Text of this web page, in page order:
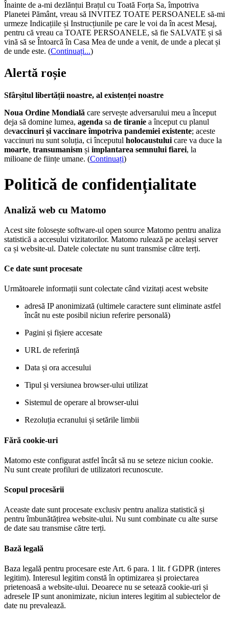
Înainte de a-mi dezlănțui Brațul cu Toată Forța Sa, împotriva
Planetei Pământ, vreau să INVITEZ TOATE PERSOANELE să-mi
urmeze Indicațiile și Instrucțiunile pe care le voi da în acest Mesaj,
pentru că vreau ca TOATE PERSOANELE, să fie SALVATE și să
vină să se Întoarcă în Casa Mea de unde a venit, de unde a plecat și
de unde este. (Continuați...)
Alertă roșie
Sfârșitul libertății noastre, al existenței noastre
Noua Ordine Mondială care servește adversarului meu a început
deja să domine lumea, agenda sa de tiranie a început cu planul
devaccinuri și vaccinare împotriva pandemiei existente; aceste
vaccinuri nu sunt soluția, ci începutul holocaustului care va duce la
moarte, transumanism și implantarea semnului fiarei, la
milioane de ființe umane. (Continuați)
Politică de confidențialitate
Analiză web cu Matomo
Acest site folosește software-ul open source Matomo pentru analiza
statistică a accesului vizitatorilor. Matomo rulează pe același server
ca și website-ul. Datele colectate nu sunt transmise către terți.
Ce date sunt procesate
Următoarele informații sunt colectate când vizitați acest website
adresă IP anonimizată (ultimele caractere sunt eliminate astfel
încât nu este posibil niciun referire personală)
Pagini și fișiere accesate
URL de referință
Data și ora accesului
Tipul și versiunea browser-ului utilizat
Sistemul de operare al browser-ului
Rezoluția ecranului și setările limbii
Fără cookie-uri
Matomo este configurat astfel încât să nu se seteze niciun cookie.
Nu sunt create profiluri de utilizatori recunoscute.
Scopul procesării
Aceaste date sunt procesate exclusiv pentru analiza statistică și
pentru îmbunătățirea website-ului. Nu sunt combinate cu alte surse
de date sau transmise către terți.
Bază legală
Baza legală pentru procesare este Art. 6 para. 1 lit. f GDPR (interes
legitim). Interesul legitim constă în optimizarea și proiectarea
prietenoasă a website-ului. Deoarece nu se setează cookie-uri și
adresele IP sunt anonimizate, niciun interes legitim al subiectelor de
date nu prevalează.